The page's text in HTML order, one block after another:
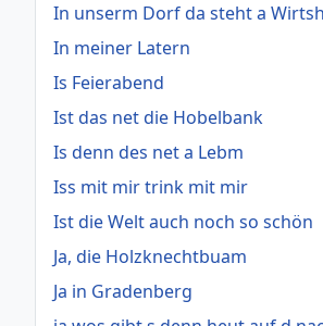
In unserm Dorf da steht a
In meiner Latern
Is Feierabend
Ist das net die Hobelbank
Is denn des net a Lebm
Iss mit mir trink mit mir
Ist die Welt auch noch so schön
Ja, die Holzknechtbuam
Ja in Gradenberg